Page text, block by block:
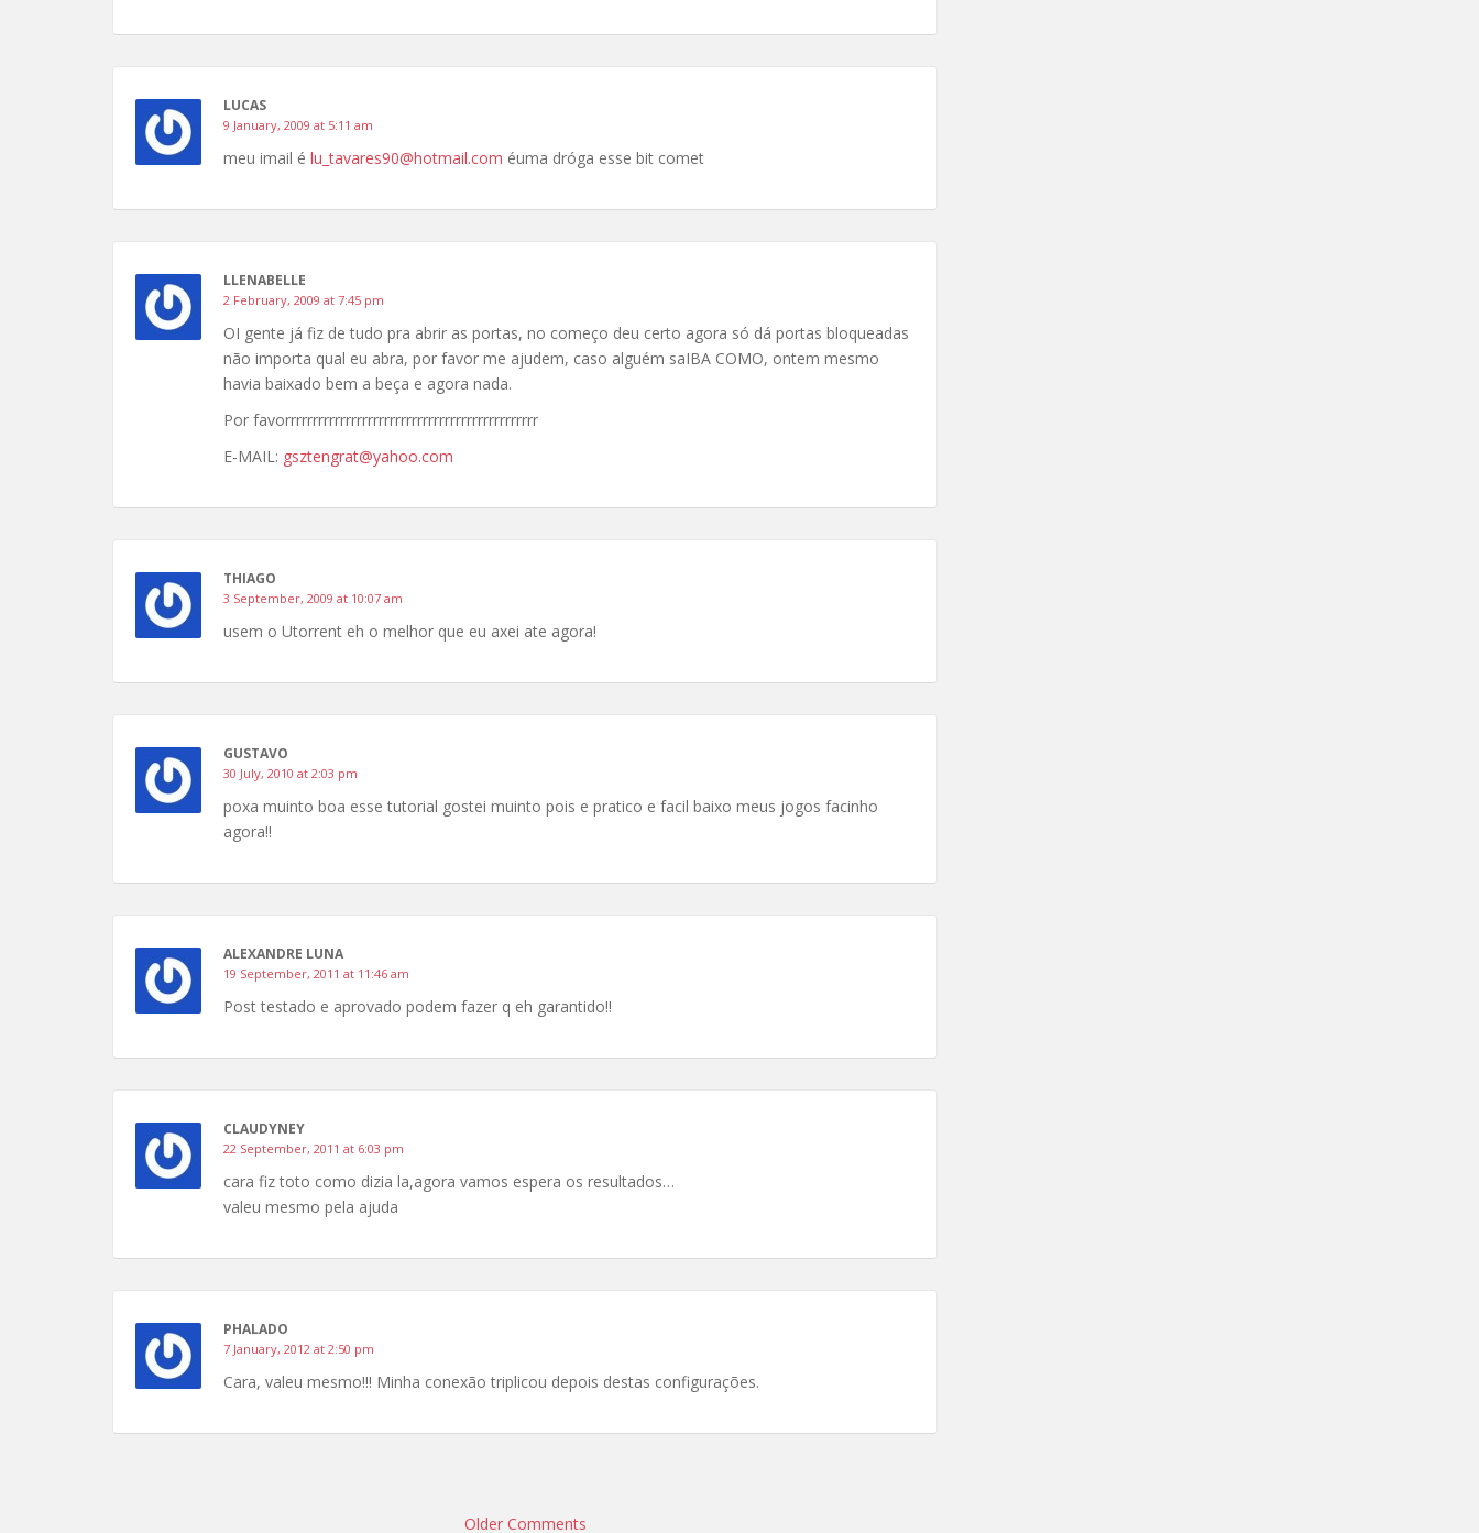
LUCAS
9 January, 2009 at 5:11 am
meu imail é lu_tavares90@hotmail.com éuma dróga esse bit comet
LLENABELLE
2 February, 2009 at 7:45 pm
OI gente já fiz de tudo pra abrir as portas, no começo deu certo agora só dá portas bloqueadas
não importa qual eu abra, por favor me ajudem, caso alguém saIBA COMO, ontem mesmo
havia baixado bem a beça e agora nada.
Por favorrrrrrrrrrrrrrrrrrrrrrrrrrrrrrrrrrrrrrrrrrrrrr
E-MAIL: gsztengrat@yahoo.com
THIAGO
3 September, 2009 at 10:07 am
usem o Utorrent eh o melhor que eu axei ate agora!
GUSTAVO
30 July, 2010 at 2:03 pm
poxa muinto boa esse tutorial gostei muinto pois e pratico e facil baixo meus jogos facinho
agora!!
ALEXANDRE LUNA
19 September, 2011 at 11:46 am
Post testado e aprovado podem fazer q eh garantido!!
CLAUDYNEY
22 September, 2011 at 6:03 pm
cara fiz toto como dizia la,agora vamos espera os resultados…
valeu mesmo pela ajuda
PHALADO
7 January, 2012 at 2:50 pm
Cara, valeu mesmo!!! Minha conexão triplicou depois destas configurações.
Older Comments